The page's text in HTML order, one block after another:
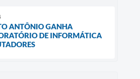
ANTÔNIO GANHA
DE INFORMÁTICA